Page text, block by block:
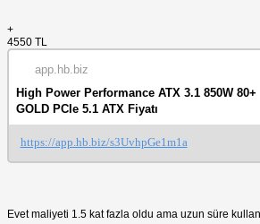
+
4550 TL
app.hb.biz
High Power Performance ATX 3.1 850W 80+
GOLD PCIe 5.1 ATX Fiyatı
https://app.hb.biz/s3UvhpGe1m1a
Evet maliyeti 1.5 kat fazla oldu ama uzun süre